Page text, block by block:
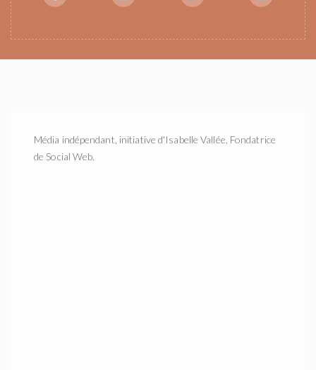
Média indépendant, initiative d'Isabelle Vallée, Fondatrice
de Social Web.